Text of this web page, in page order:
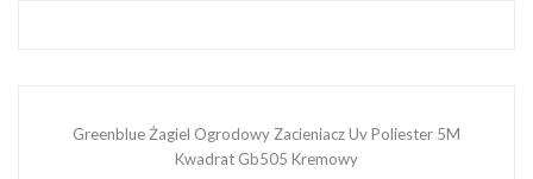
Greenblue Żagiel Ogrodowy Zacieniacz Uv Poliester 5M
Kwadrat Gb505 Kremowy